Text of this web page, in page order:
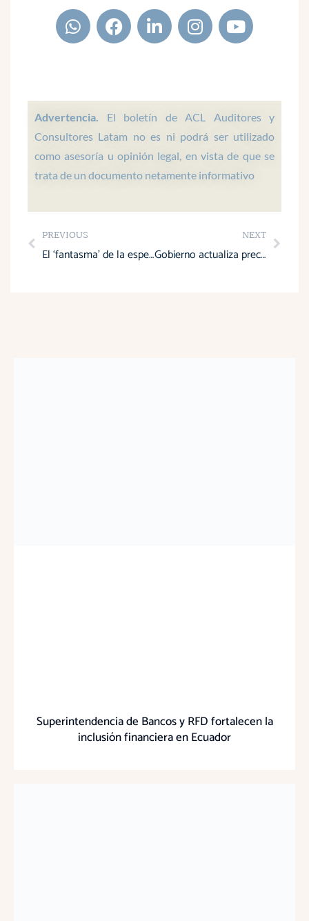
W
h
a
a
p
p
F
a
c
o
o
k
L
i
n
d
i
n
I
n
s
g
r
a
m
Y
o
u
b
e
Advertencia. El boletín de ACL Auditores y
Consultores Latam no es ni podrá ser utilizado
como asesoría u opinión legal, en vista de que se
trata de un documento netamente informativo
Prev
PREVIOUS
El ‘fantasma’ de la especulación reaparece por alza del IVA y combustible
NEXT
Gobierno actualiza precios de combustibles con incremento del IVA
Superintendencia de Bancos y RFD fortalecen la
inclusión financiera en Ecuador